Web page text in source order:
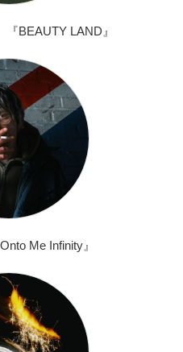
BEAUTY LAND』
Me Infinity』